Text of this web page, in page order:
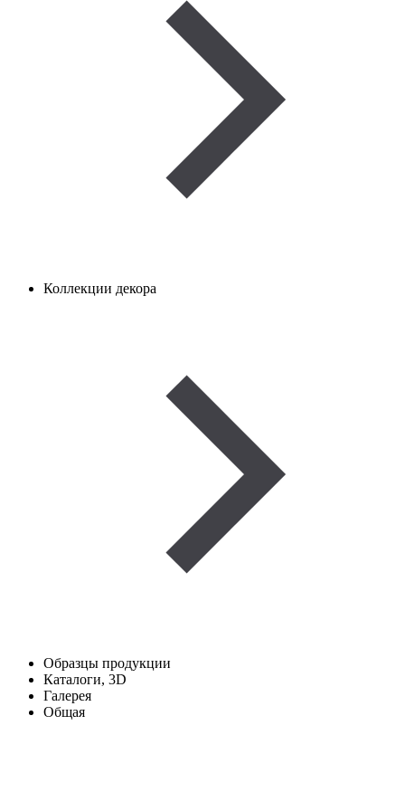
Коллекции декора
Образцы продукции
Каталоги, 3D
Галерея
Общая